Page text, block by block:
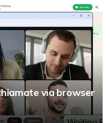
via browser